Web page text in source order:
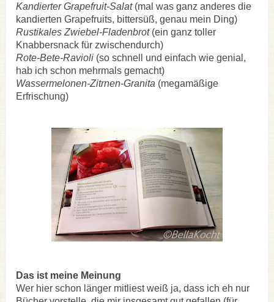
Kandierter Grapefruit-Salat (mal was ganz anderes die
kandierten Grapefruits, bittersüß, genau mein Ding)
Rustikales Zwiebel-Fladenbrot(ein ganz toller
Knabbersnack für zwischendurch)
Rote-Bete-Ravioli (so schnell und einfach wie genial,
hab ich schon mehrmals gemacht)
Wassermelonen-Zitrnen-Granita (megamäßige
Erfrischung)
Das ist meine Meinung
Wer hier schon länger mitliest weiß ja, dass ich eh nur